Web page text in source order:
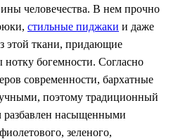
человечества. В нем прочно
стильные пиджаки и даже
этой ткани, придающие
богемности. Согласно
современности, бархатные
поэтому традиционный
разбавлен насыщенными
зеленого,